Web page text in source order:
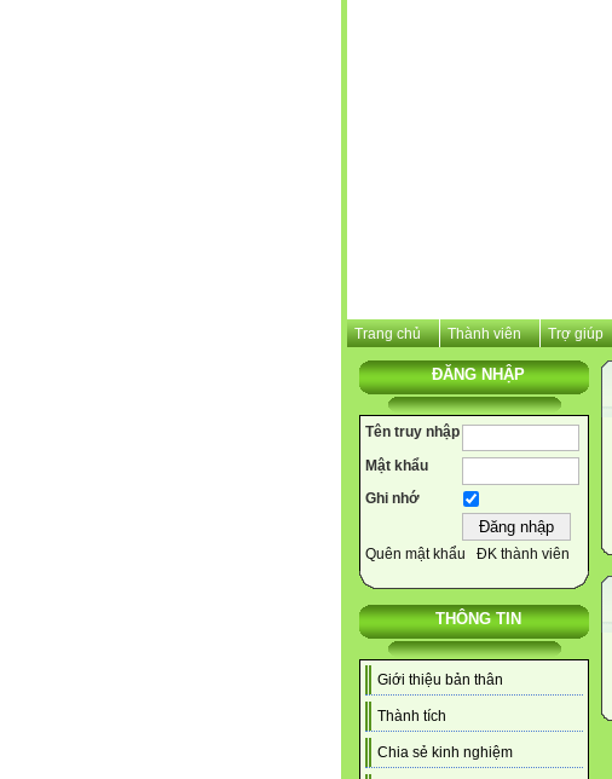
Trang chủ Thành viên Trợ giúp
ĐĂNG NHẬP
Tên truy nhập
Mật khẩu
Ghi nhớ
Quên mật khẩu ĐK thành viên
THÔNG TIN
Giới thiệu bản thân
Thành tích
Chia sẻ kinh nghiệm